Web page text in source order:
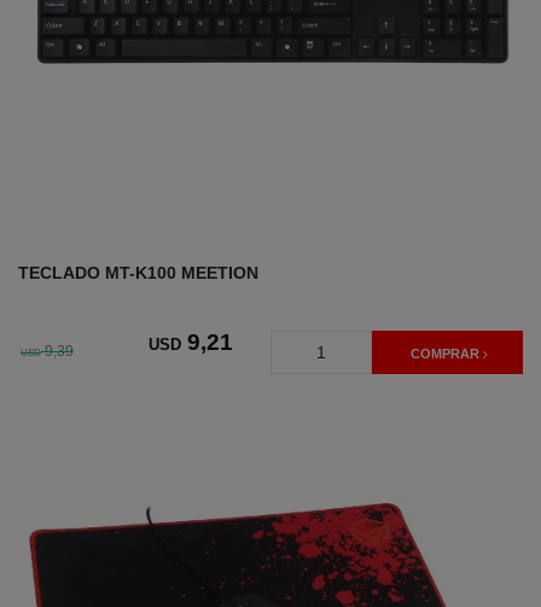
TECLADO MT-K100 MEETION
USD 9,39 USD 9,21 COMPRAR